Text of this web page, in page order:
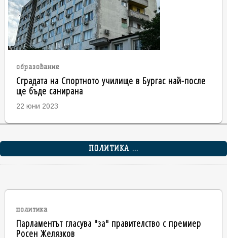
образование
Сградата на Спортното училище в Бургас най-после
ще бъде санирана
22 юни 2023
ПОЛИТИКА ...
политика
Парламентът гласува "за" правителство с премиер
Росен Желязков